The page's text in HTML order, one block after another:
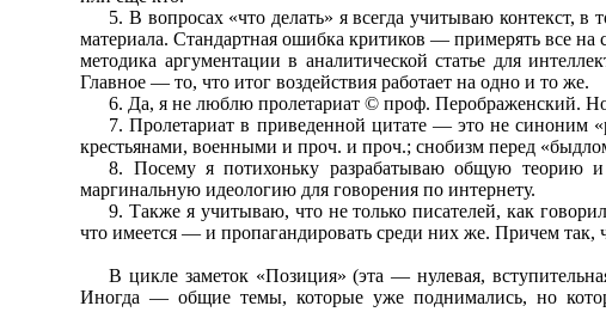
5. В вопросах «что делать» я всегда учитываю контекст,
материала. Стандартная ошибка критиков — примерять все
методика аргументации в аналитической статье для
Главное — то, что итог воздействия работает на одно и то же.
6. Да, я не люблю пролетариат © проф. Перображенский.
7. Пролетариат в приведенной цитате — это не синоним
крестьянами, военными и проч. и проч.; снобизм перед
8. Посему я потихоньку разрабатываю общую теорию и
маргинальную идеологию для говорения по интернету.
9. Также я учитываю, что не только писателей, как
что имеется — и пропагандировать среди них же. Причем
В цикле заметок «Позиция» (эта — нулевая,
Иногда — общие темы, которые уже поднимались, но